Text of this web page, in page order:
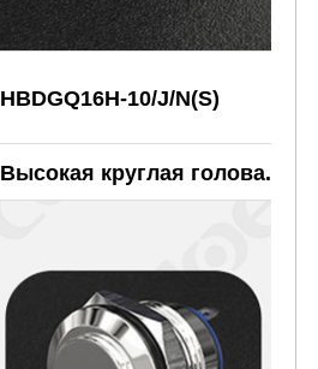
HBDGQ16H-10/J/N(S)
Высокая круглая голова.